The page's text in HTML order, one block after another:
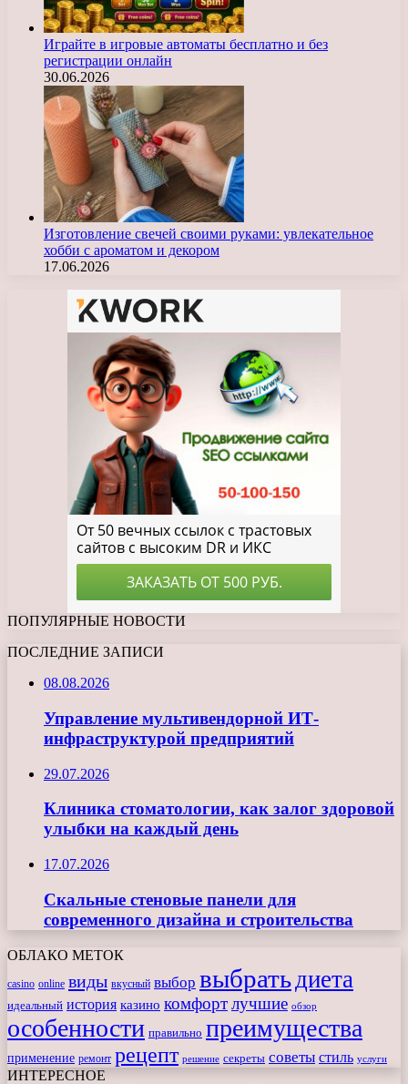
Играйте в игровые автоматы бесплатно и без
регистрации онлайн
30.06.2026
Изготовление свечей своими руками: увлекательное
хобби с ароматом и декором
17.06.2026
ПОПУЛЯРНЫЕ НОВОСТИ
ПОСЛЕДНИЕ ЗАПИСИ
08.08.2026
Управление мультивендорной ИТ-
инфраструктурой предприятий
29.07.2026
Клиника стоматологии, как залог здоровой
улыбки на каждый день
17.07.2026
Скальные стеновые панели для
современного дизайна и строительства
ОБЛАКО МЕТОК
casino online виды вкусный выбор выбрать диета
идеальный история казино комфортлучшие обзор
особенности правильно преимущества
применение ремонт рецепт решение секреты советы стиль услуги
ИНТЕРЕСНОЕ